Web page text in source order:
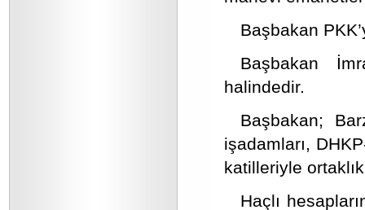
Başbakan
Başbakan
halindedir.
Başbakan;
işadamları,
katilleriyle
Haçlı